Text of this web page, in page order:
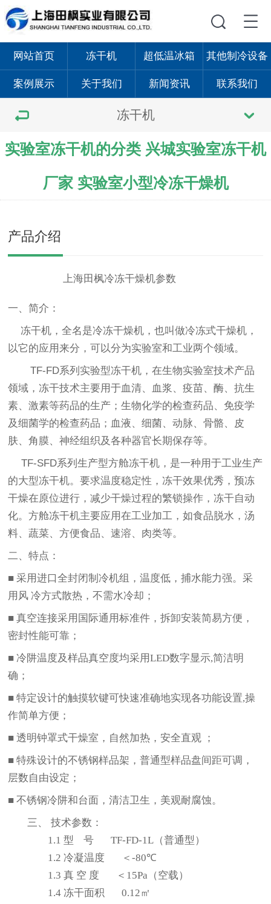
网站首页 冻干机 超低温冰箱 其他制冷设备
案例展示 关于我们 新闻资讯 联系我们
冻干机
实验室冻干机的分类 兴城实验室冻干机
厂家 实验室小型冷冻干燥机
产品介绍
上海田枫冷冻干燥机参数
一、简介：
冻干机，全名是冷冻干燥机，也叫做冷冻式干燥机，
以它的应用来分，可以分为实验室和工业两个领域。
TF- FD系列 实验型冻干机，在生物实验室技术产品
领域，冻干技术主要用于血清、血浆、疫苗、酶、抗生
素、激素等药品的生产；生物化学的检查药品、免疫学
及细菌学的检查药品；血液、细菌、动脉、骨骼、皮
肤、角膜、神经组织及各种器官长期保存等。
TF-SFD系列生产型方舱冻干机，是一种用于工业生产
的大型冻干机。要求温度稳定性，冻干效果优秀，预冻
干燥在原位进行，减少干燥过程的繁锁操作，冻干自动
化。方舱冻干机主要应用在工业加工，如食品脱水，汤
料、蔬菜、方便食品、速溶、肉类等。
二、特点：
■ 采用进口全封闭制冷机组，温度低，捕水能力强。采
用风 冷方式散热，不需水冷却 ；
■真空连接采用国际通用标准件，拆卸安装简易方便，
密封性能可靠 ；
■冷阱温度及样品真空度均采用LED数字显示,简洁明
确 ；
■特定设计的触摸软键可快速准确地实现各功能设置,操
作简单方便 ；
■透明钟罩式干燥室，自然加热，安全直观 ；
■特殊设计的不锈钢样品架，普通型样品盘间距可调，
层数自由设定 ；
■不锈钢冷阱和台面，清洁卫生，美观耐腐蚀。
三、技术参数：
1.1型 号 TF-FD-1L （普通型）
1.2冷凝温度 ＜-80℃
1.3真 空 度 ＜ 15Pa （空载）
1.4冻干面积 0.12㎡